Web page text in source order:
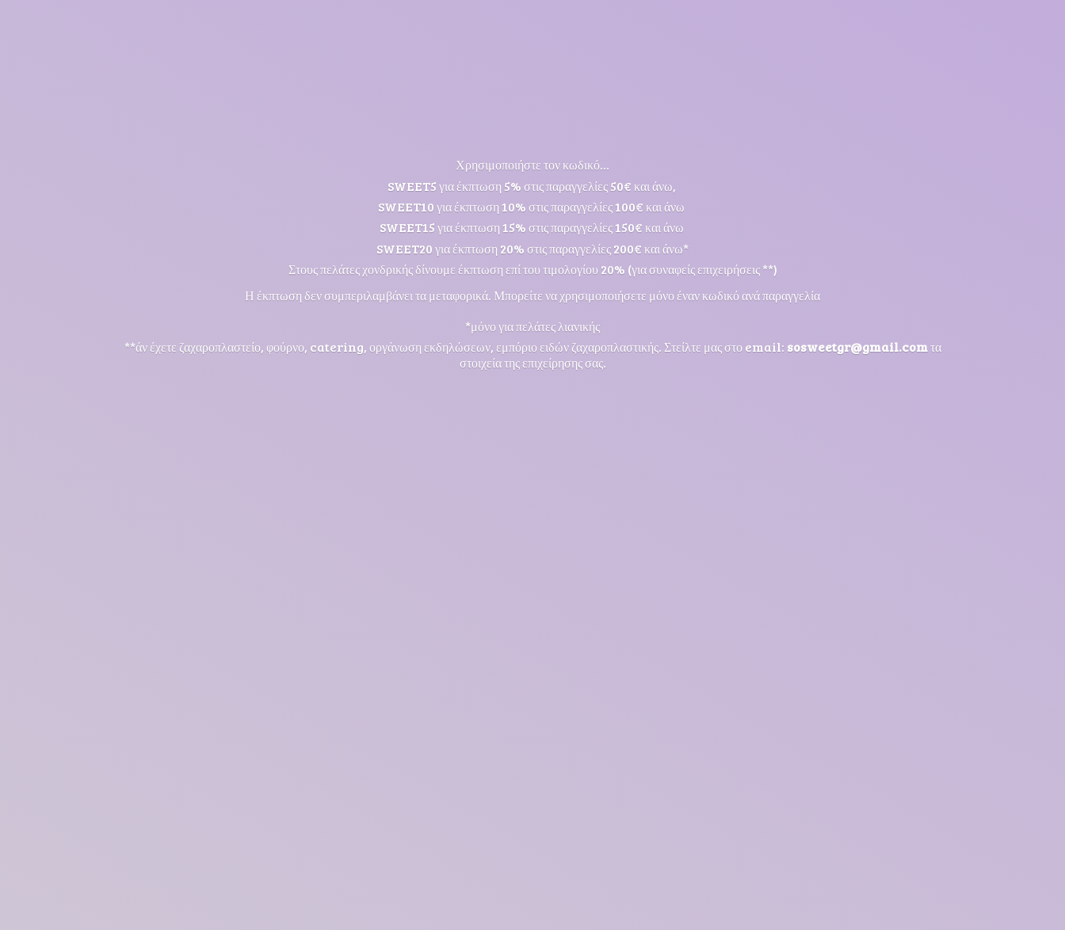
Χρησιμοποιήστε τον κωδικό...
SWEET5 για έκπτωση 5% στις παραγγελίες 50€ και άνω,
SWEET10 για έκπτωση 10% στις παραγγελίες 100€ και άνω
SWEET15 για έκπτωση 15% στις παραγγελίες 150€ και άνω
SWEET20 για έκπτωση 20% στις παραγγελίες 200€ και άνω*
Στους πελάτες χονδρικής δίνουμε έκπτωση επί του τιμολογίου 20% (για συναφείς επιχειρήσεις **)
Η έκπτωση δεν συμπεριλαμβάνει τα μεταφορικά. Μπορείτε να χρησιμοποιήσετε μόνο έναν κωδικό ανά παραγγελία
*μόνο για πελάτες λιανικής
**άν έχετε ζαχαροπλαστείο, φούρνο, catering, οργάνωση εκδηλώσεων, εμπόριο ειδών ζαχαροπλαστικής. Στείλτε μας στο email: sosweetgr@gmail.comτα
στοιχεία της επιχείρησης σας.